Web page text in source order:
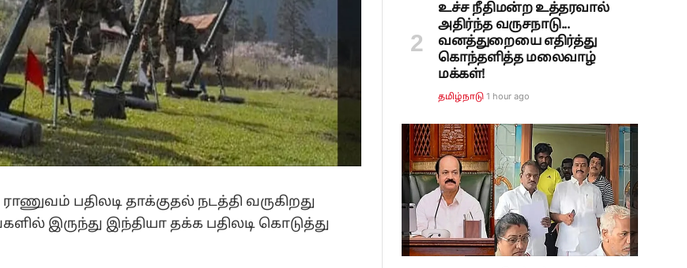
பதிலடி தாக்குதல் நடத்தி வருகிறது
இருந்து இந்தியா தக்க பதிலடி கொடுத்து
உச்ச நீதிமன்ற உத்தரவால்
அதிர்ந்த வருசநாடு...
வனத்துறையை எதிர்த்து
கொந்தளித்த மலைவாழ்
மக்கள்!
தமிழ்நாடு 1 hour ago